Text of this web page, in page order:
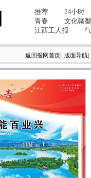
返回报网首页 版面导航